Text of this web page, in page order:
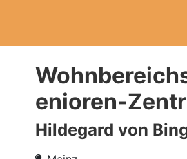
enioren-
Hildegard von